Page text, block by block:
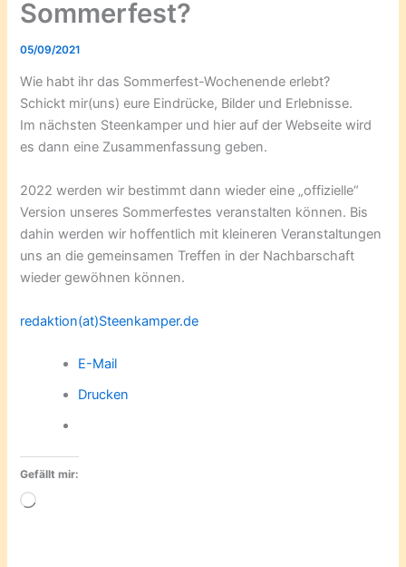
Sommerfest?
05/09/2021
Wie habt ihr das Sommerfest-Wochenende erlebt?
Schickt mir(uns) eure Eindrücke, Bilder und Erlebnisse.
Im nächsten Steenkamper und hier auf der Webseite wird
es dann eine Zusammenfassung geben.
2022 werden wir bestimmt dann wieder eine „offizielle“
Version unseres Sommerfestes veranstalten können. Bis
dahin werden wir hoffentlich mit kleineren Veranstaltungen
uns an die gemeinsamen Treffen in der Nachbarschaft
wieder gewöhnen können.
redaktion(at)Steenkamper.de
E-Mail
Drucken
Gefällt mir:
Wird